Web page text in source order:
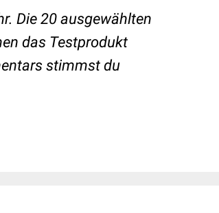
Die 20 ausgewählten
das Testprodukt
stimmst du